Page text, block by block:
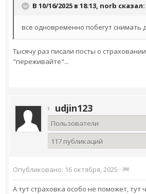
В 10/16/2025 в 18:13, norb сказал:
все одновременно побегут снимать
Тысячу раз писали посты о
"переживайте"...
udjin123
Пользователи
117 публикаций
Опубликовано: 16 октября, 2025 ·
А тут страховка особо не поможет, тут